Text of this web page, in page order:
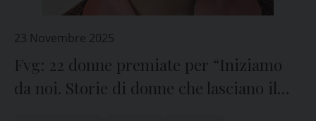
23 Novembre 2025
Fvg: 22 donne premiate per “Iniziamo
da noi. Storie di donne che lasciano il